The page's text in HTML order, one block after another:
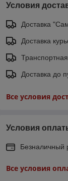
Условия
Доставка
Доставка
Доставка до
Все условия
Условия
Безналичный
Все условия